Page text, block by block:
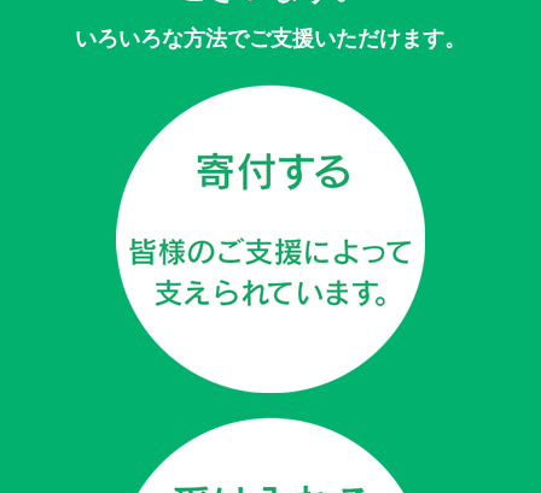
いろいろな方法でご支援いただけます。